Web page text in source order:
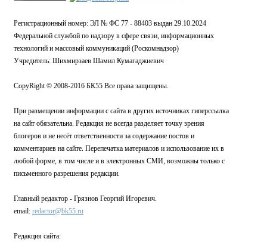
Регистрационный номер: ЭЛ № ФС 77 - 88403 выдан 29.10.2024
Федеральной службой по надзору в сфере связи, информационных
технологий и массовый коммуникаций (Роскомнадзор)
Учредитель: Шихмирзаев Шамил Кумагаджиевич
CopyRight © 2008-2016 БК55 Все права защищены.
При размещении информации с сайта в других источниках гиперссылка
на сайт обязательна. Редакция не всегда разделяет точку зрения
блогеров и не несёт ответственности за содержание постов и
комментариев на сайте. Перепечатка материалов и использование их в
любой форме, в том числе и в электронных СМИ, возможны только с
письменного разрешения редакции.
Главный редактор - Грязнов Георгий Игоревич.
email: redactor@bk55.ru
Редакция сайта: